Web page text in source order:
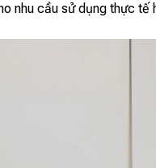
nhu cầu sử dụng thực